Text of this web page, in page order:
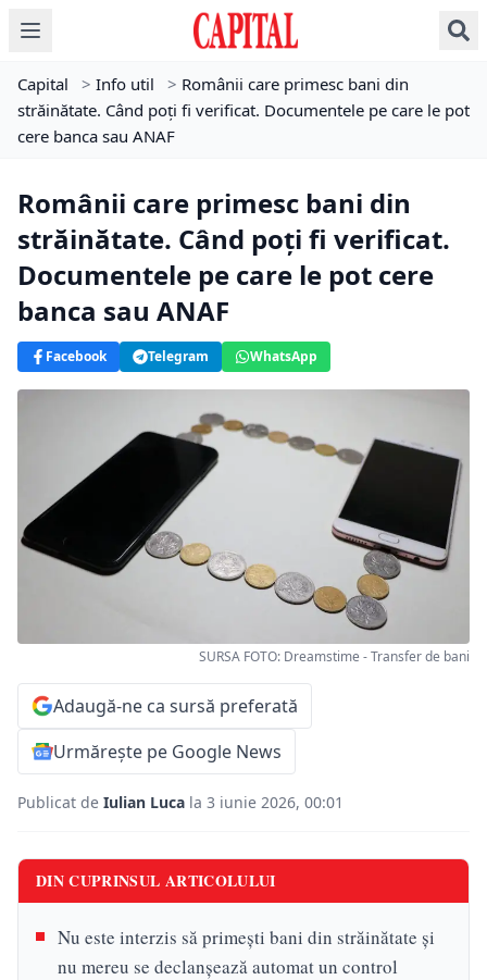
Capital > Info util > Românii care primesc bani din
străinătate. Când poți fi verificat. Documentele pe care le pot
cere banca sau ANAF
Românii care primesc bani din
străinătate. Când poți fi verificat.
Documentele pe care le pot cere
banca sau ANAF
Facebook Telegram WhatsApp
SURSA FOTO: Dreamstime - Transfer de bani
Adaugă-ne ca sursă preferată
Urmărește pe Google News
Publicat de Iulian Luca la 3 iunie 2026, 00:01
DIN CUPRINSUL ARTICOLULUI
Nu este interzis să primești bani din străinătate și
nu mereu se declanșează automat un control